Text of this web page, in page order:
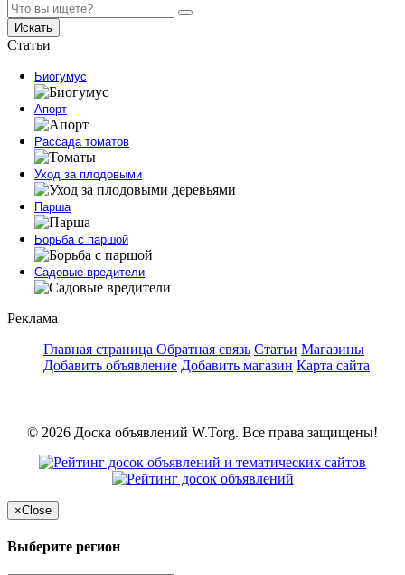
Искать
Статьи
Биогумус
Апорт
Рассада томатов
Уход за плодовыми
Парша
Борьба с паршой
Садовые вредители
Реклама
Главная страница Обратная связь Статьи Магазины
Добавить объявление Добавить магазин Карта сайта
© 2026 Доска объявлений W.Torg. Все права защищены!
×Close
Выберите регион